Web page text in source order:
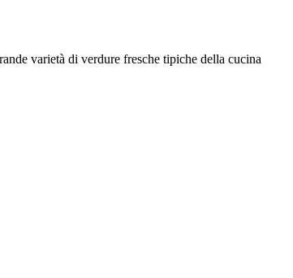
varietà di verdure fresche tipiche della cucina